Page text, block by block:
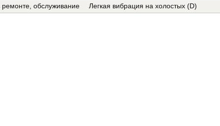
обслуживание Легкая вибрация на холостых (D)